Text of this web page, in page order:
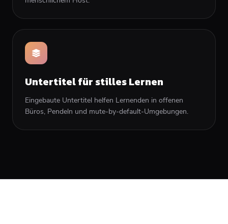
Untertitel für stilles Lernen
Eingebaute Untertitel helfen Lernenden in offenen
Büros, Pendeln und mute-by-default-Umgebungen.